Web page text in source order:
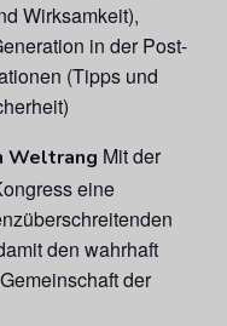
Wirksamkeit),
in der Post-
(Tipps und
Weltrang Mit der
eine
den wahrhaft
der